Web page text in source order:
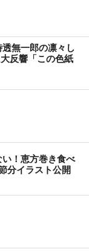
無一郎の凛々し
反響「この色紙
い！恵方巻き食べ
分イラスト公開